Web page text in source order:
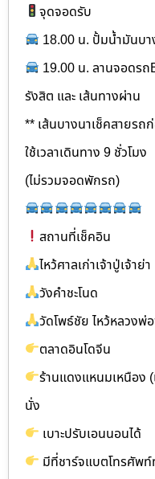
จุดจอดรับ
18.00 น. ปั้มน้ำมันบา
19.00 น. ลานจอดร
รังสิต และ เส้นทางผ่าน
** เส้นบางนาเช็คสายรถ
ใช้เวลาเดินทาง 9 ชั่วโมง
(ไม่รวมจอดพักรถ)
สถานที่เช็คอิน
ไหว้ศาลเก่าเจ้าปู่เจ้าย่า
วังคำชะโนด
วัดโพธ์ชัย ไหว้หลวงพ่อ
ตลาดอินโดจีน
ร้านแดงแหนมเหนือง
นั่ง
เบาะปรับเอนนอนได้
มีที่ชาร์จแบตโทรศัพ